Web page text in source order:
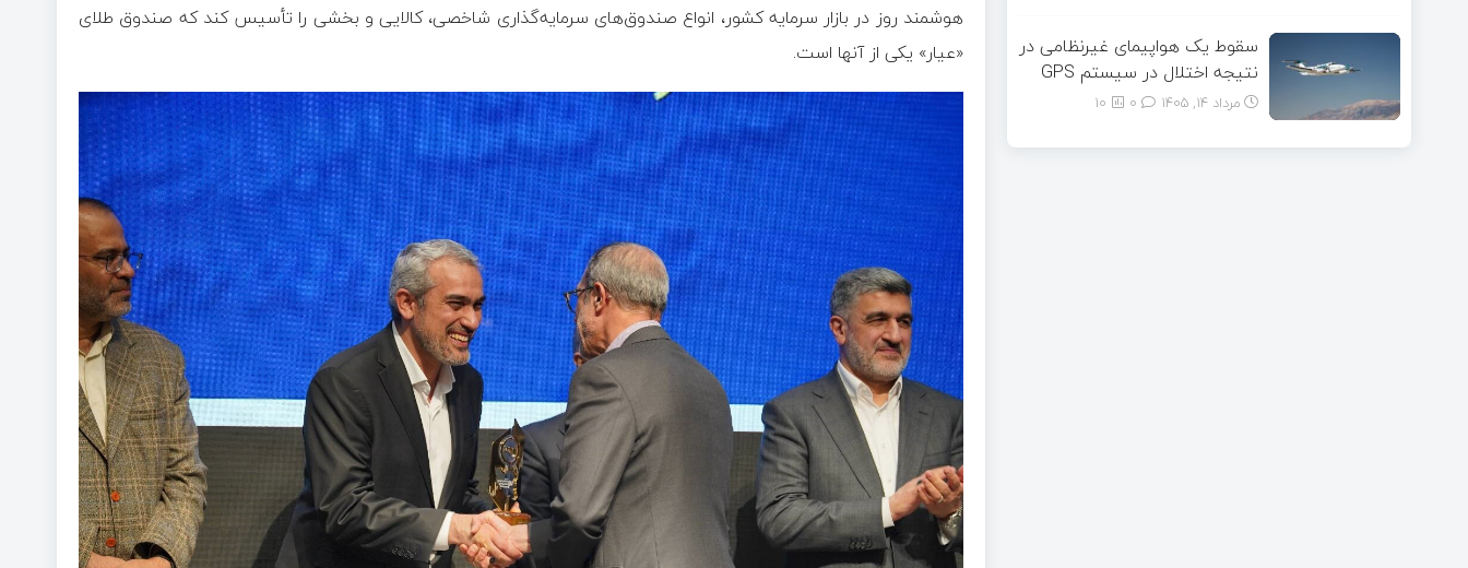
هوشمند روز در بازار سرمایه کشور، انواع صندوق‌های سرمایه‌گذاری شاخصی، کالایی و بخشی را تأسیس کند که صندوق طلای
«عیار» یکی از آنها است.
سقوط یک هواپیمای غیرنظامی در
نتیجه اختلال در سیستم‌ GPS
مرداد ۱۴, ۱۴۰۵ 10